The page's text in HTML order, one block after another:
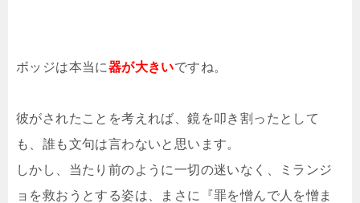
ボッジは本当に器が大きいですね。
彼がされたことを考えれば、鏡を叩き割ったとして
も、誰も文句は言わないと思います。
しかし、当たり前のように一切の迷いなく、ミランジ
ョを救おうとする姿は、まさに『罪を憎んで人を憎ま